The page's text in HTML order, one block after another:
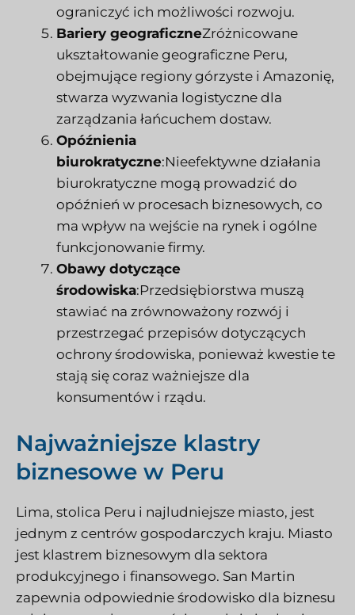
ograniczyć ich możliwości rozwoju.
Bariery geograficzneZróżnicowane
ukształtowanie geograficzne Peru,
obejmujące regiony górzyste i Amazonię,
stwarza wyzwania logistyczne dla
zarządzania łańcuchem dostaw.
Opóźnienia
biurokratyczne:Nieefektywne działania
biurokratyczne mogą prowadzić do
opóźnień w procesach biznesowych, co
ma wpływ na wejście na rynek i ogólne
funkcjonowanie firmy.
Obawy dotyczące
środowiska:Przedsiębiorstwa muszą
stawiać na zrównoważony rozwój i
przestrzegać przepisów dotyczących
ochrony środowiska, ponieważ kwestie te
stają się coraz ważniejsze dla
konsumentów i rządu.
Najważniejsze klastry
biznesowe w Peru
Lima, stolica Peru i najludniejsze miasto, jest
jednym z centrów gospodarczych kraju. Miasto
jest klastrem biznesowym dla sektora
produkcyjnego i finansowego. San Martin
zapewnia odpowiednie środowisko dla biznesu